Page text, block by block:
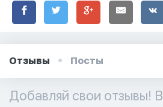
Отзывы Посты
Добавляй свои отзывы! В